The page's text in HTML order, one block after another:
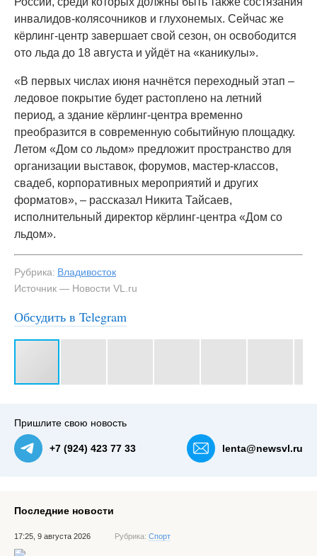
инвалидов-колясочников и глухонемых. Сейчас же
кёрлинг-центр завершает свой сезон, он освободится
ото льда до 18 августа и уйдёт на «каникулы».
«В первых числах июня начнётся переходный этап –
ледовое покрытие будет растоплено на летний
период, а здание кёрлинг-центра временно
преобразится в современную событийную площадку.
Летом «Дом со льдом» предложит пространство для
организации выставок, форумов, мастер-классов,
свадеб, корпоративных мероприятий и других
форматов», – рассказал Никита Тайсаев,
исполнительный директор кёрлинг-центра «Дом со
льдом».
Рубрика: Владивосток
Источник — Новости VL.ru
Обсудить в Telegram
Пришлите свою новость
+7 (924) 423 77 33 lenta@newsvl.ru
Последние новости
17:25, 9 августа 2026 Рубрика: Спорт